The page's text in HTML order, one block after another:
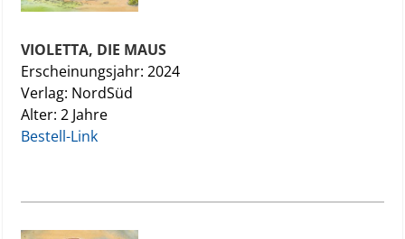
VIOLETTA, DIE MAUS
Erscheinungsjahr: 2024
Verlag: NordSüd
Alter: 2 Jahre
Bestell-Link